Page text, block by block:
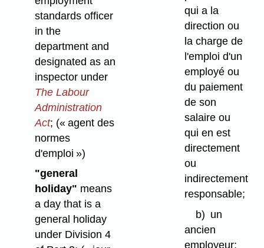
standards officer
in the
department and
designated as an
inspector under
The Labour
Administration
Act; (« agent des
normes
d'emploi »)
"general
holiday" means
a day that is a
general holiday
under Division 4
qui a la
direction ou
la charge de
l'emploi d'un
employé ou
du paiement
de son
salaire ou
qui en est
directement
ou
indirectement
responsable;
b) un
ancien
employeur;